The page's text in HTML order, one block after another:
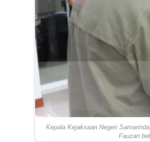
Kepala Kejaksaan Negeri
Fauzan